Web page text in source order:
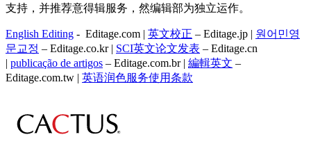
支持，并推荐意得辑服务，然编辑部为独立运作。
English Editing - Editage.com | 英文校正 – Editage.jp | 원어민영
문교정 – Editage.co.kr | SCI英文论文发表 – Editage.cn
| publicação de artigos – Editage.com.br | 編輯英文 –
Editage.com.tw | 英语润色服务使用条款